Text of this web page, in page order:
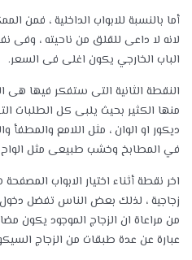
أما بالنسبة للابواب الداخلية ، فمن
لانه لا داعى للقلق من ناحيته ، وفى
الباب الخارجي يكون اغلى فى السعر.
النقطة الثانية التى ستفكر فيها هى
منها الكثير بحيث يلبى كل الطلبات
ديكور او الوان ، مثل اللامع والمطفأ
في المطابخ وخشب طبيعى مثل الواح
اخر نقطة أثناء اختيار الابواب
زجاجية ، لذلك بعض الناس تفضل دخول
من مراعاة ان الزجاج الموجود يكون
عبارة عن عدة طبقات من الزجاج